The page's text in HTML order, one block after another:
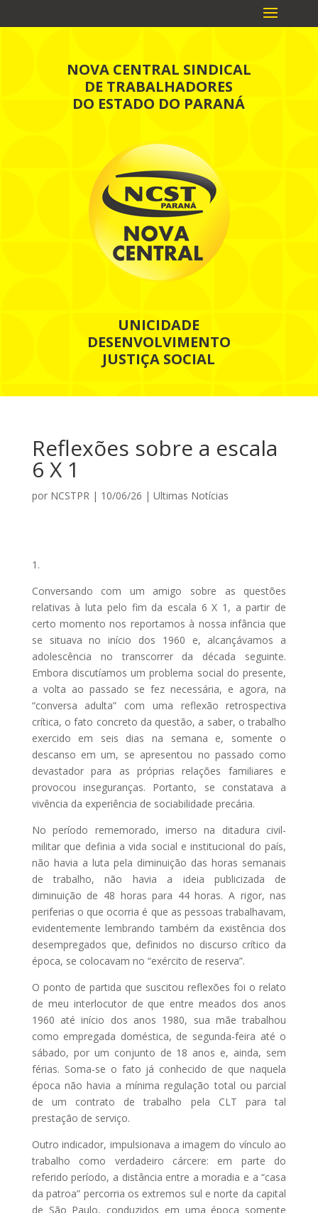
NOVA CENTRAL SINDICAL
DE TRABALHADORES
DO ESTADO DO PARANÁ
UNICIDADE
DESENVOLVIMENTO
JUSTIÇA SOCIAL
Reflexões sobre a escala
6 X 1
por NCSTPR| 10/06/26 | Ultimas Notícias
1.
Conversando com um amigo sobre as questões
relativas à luta pelo fim da escala 6 X 1, a partir de
certo momento nos reportamos à nossa infância que
se situava no início dos 1960 e, alcançávamos a
adolescência no transcorrer da década seguinte.
Embora discutíamos um problema social do presente,
a volta ao passado se fez necessária, e agora, na
“conversa adulta” com uma reflexão retrospectiva
crítica, o fato concreto da questão, a saber, o trabalho
exercido em seis dias na semana e, somente o
descanso em um, se apresentou no passado como
devastador para as próprias relações familiares e
provocou inseguranças. Portanto, se constatava a
vivência da experiência de sociabilidade precária.
No período rememorado, imerso na ditadura civil-
militar que definia a vida social e institucional do país,
não havia a luta pela diminuição das horas semanais
de trabalho, não havia a ideia publicizada de
diminuição de 48 horas para 44 horas. A rigor, nas
periferias o que ocorria é que as pessoas trabalhavam,
evidentemente lembrando também da existência dos
desempregados que, definidos no discurso crítico da
época, se colocavam no “exército de reserva”.
O ponto de partida que suscitou reflexões foi o relato
de meu interlocutor de que entre meados dos anos
1960 até início dos anos 1980, sua mãe trabalhou
como empregada doméstica, de segunda-feira até o
sábado, por um conjunto de 18 anos e, ainda, sem
férias. Soma-se o fato já conhecido de que naquela
época não havia a mínima regulação total ou parcial
de um contrato de trabalho pela CLT para tal
prestação de serviço.
Outro indicador, impulsionava a imagem do vínculo ao
trabalho como verdadeiro cárcere: em parte do
referido período, a distância entre a moradia e a “casa
da patroa” percorria os extremos sul e norte da capital
de São Paulo, conduzidos em uma época somente